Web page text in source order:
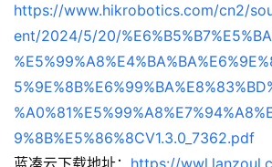
https://www.hikrobotics.com/cn2/
ent/2024/5/20/
9%8B%E5%86%8CV1.3.0_7362.pdf